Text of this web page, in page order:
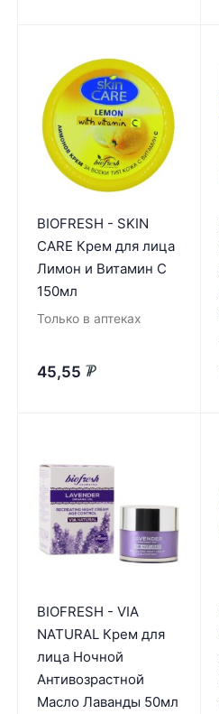
BIOFRESH - SKIN
CARE Крем для лица
Лимон и Витамин С
150мл
Только в аптеках
45,55 ₽
BIOFRESH - VIA
NATURAL Крем для
лица Ночной
Антивозрастной
Масло Лаванды 50мл